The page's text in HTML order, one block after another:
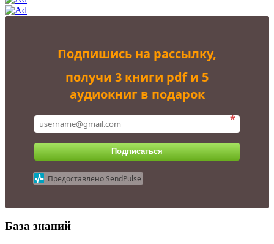
Подпишись на рассылку,
получи 3 книги pdf и 5
аудиокниг в подарок
*
Подписаться
Предоставлено SendPulse
База знаний